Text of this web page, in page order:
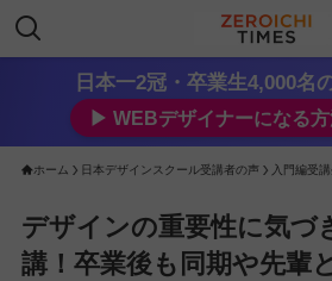
日本一2冠・卒業生4,000名
▶︎ WEBデザイナーになる
ホーム 日本デザインスクール受講者の声 入門編受
デザインの重要性に気づ
講！卒業後も同期や先輩